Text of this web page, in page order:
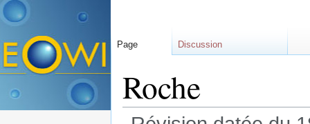
Roche
Page Discussion